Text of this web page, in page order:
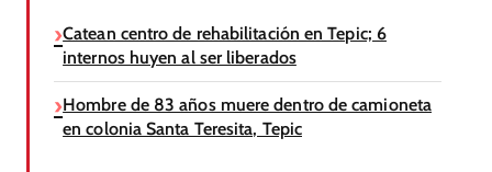
Catean centro de rehabilitación en Tepic; 6
internos huyen al ser liberados
Hombre de 83 años muere dentro de camioneta
en colonia Santa Teresita, Tepic